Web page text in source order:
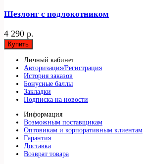
Шезлонг с подлокотником
4 290 р.
Купить
Личный кабинет
Авторизация/Регистрация
История заказов
Бонусные баллы
Закладки
Подписка на новости
Информация
Возможным поставщикам
Оптовикам и корпоративным клиентам
Гарантия
Доставка
Возврат товара